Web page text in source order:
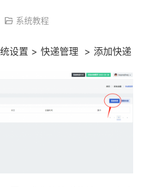
系统教程
设置 > 快递管理  > 添加快递